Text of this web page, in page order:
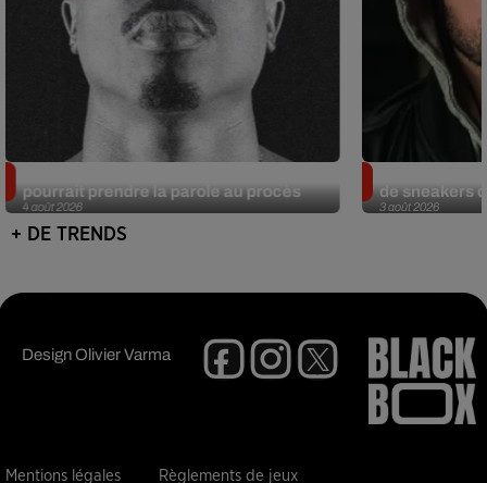
4 août 2026
pourrait prendre la parole au procès
3 août 2026
de sneakers
+ DE TRENDS
DesignOlivier Varma
Mentions légales Règlements de jeux